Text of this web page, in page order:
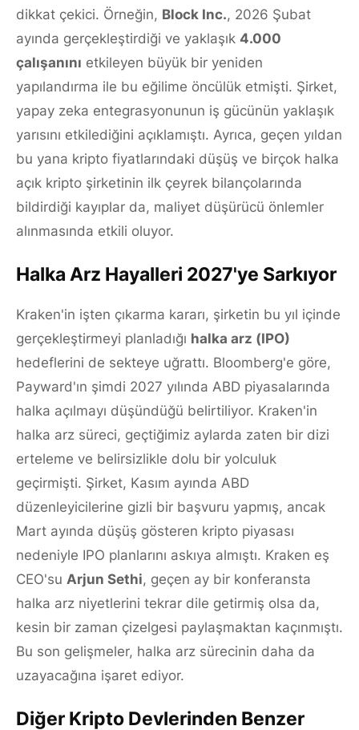
dikkat çekici. Örneğin, Block Inc., 2026 Şubat
ayında gerçekleştirdiği ve yaklaşık 4.000
çalışanını etkileyen büyük bir yeniden
yapılandırma ile bu eğilime öncülük etmişti. Şirket,
yapay zeka entegrasyonunun iş gücünün yaklaşık
yarısını etkilediğini açıklamıştı. Ayrıca, geçen yıldan
bu yana kripto fiyatlarındaki düşüş ve birçok halka
açık kripto şirketinin ilk çeyrek bilançolarında
bildirdiği kayıplar da, maliyet düşürücü önlemler
alınmasında etkili oluyor.
Halka Arz Hayalleri 2027'ye Sarkıyor
Kraken'in işten çıkarma kararı, şirketin bu yıl içinde
gerçekleştirmeyi planladığı halka arz (IPO)
hedeflerini de sekteye uğrattı. Bloomberg'e göre,
Payward'ın şimdi 2027 yılında ABD piyasalarında
halka açılmayı düşündüğü belirtiliyor. Kraken'in
halka arz süreci, geçtiğimiz aylarda zaten bir dizi
erteleme ve belirsizlikle dolu bir yolculuk
geçirmişti. Şirket, Kasım ayında ABD
düzenleyicilerine gizli bir başvuru yapmış, ancak
Mart ayında düşüş gösteren kripto piyasası
nedeniyle IPO planlarını askıya almıştı. Kraken eş
CEO'su Arjun Sethi, geçen ay bir konferansta
halka arz niyetlerini tekrar dile getirmiş olsa da,
kesin bir zaman çizelgesi paylaşmaktan kaçınmıştı.
Bu son gelişmeler, halka arz sürecinin daha da
uzayacağına işaret ediyor.
Diğer Kripto Devlerinden Benzer